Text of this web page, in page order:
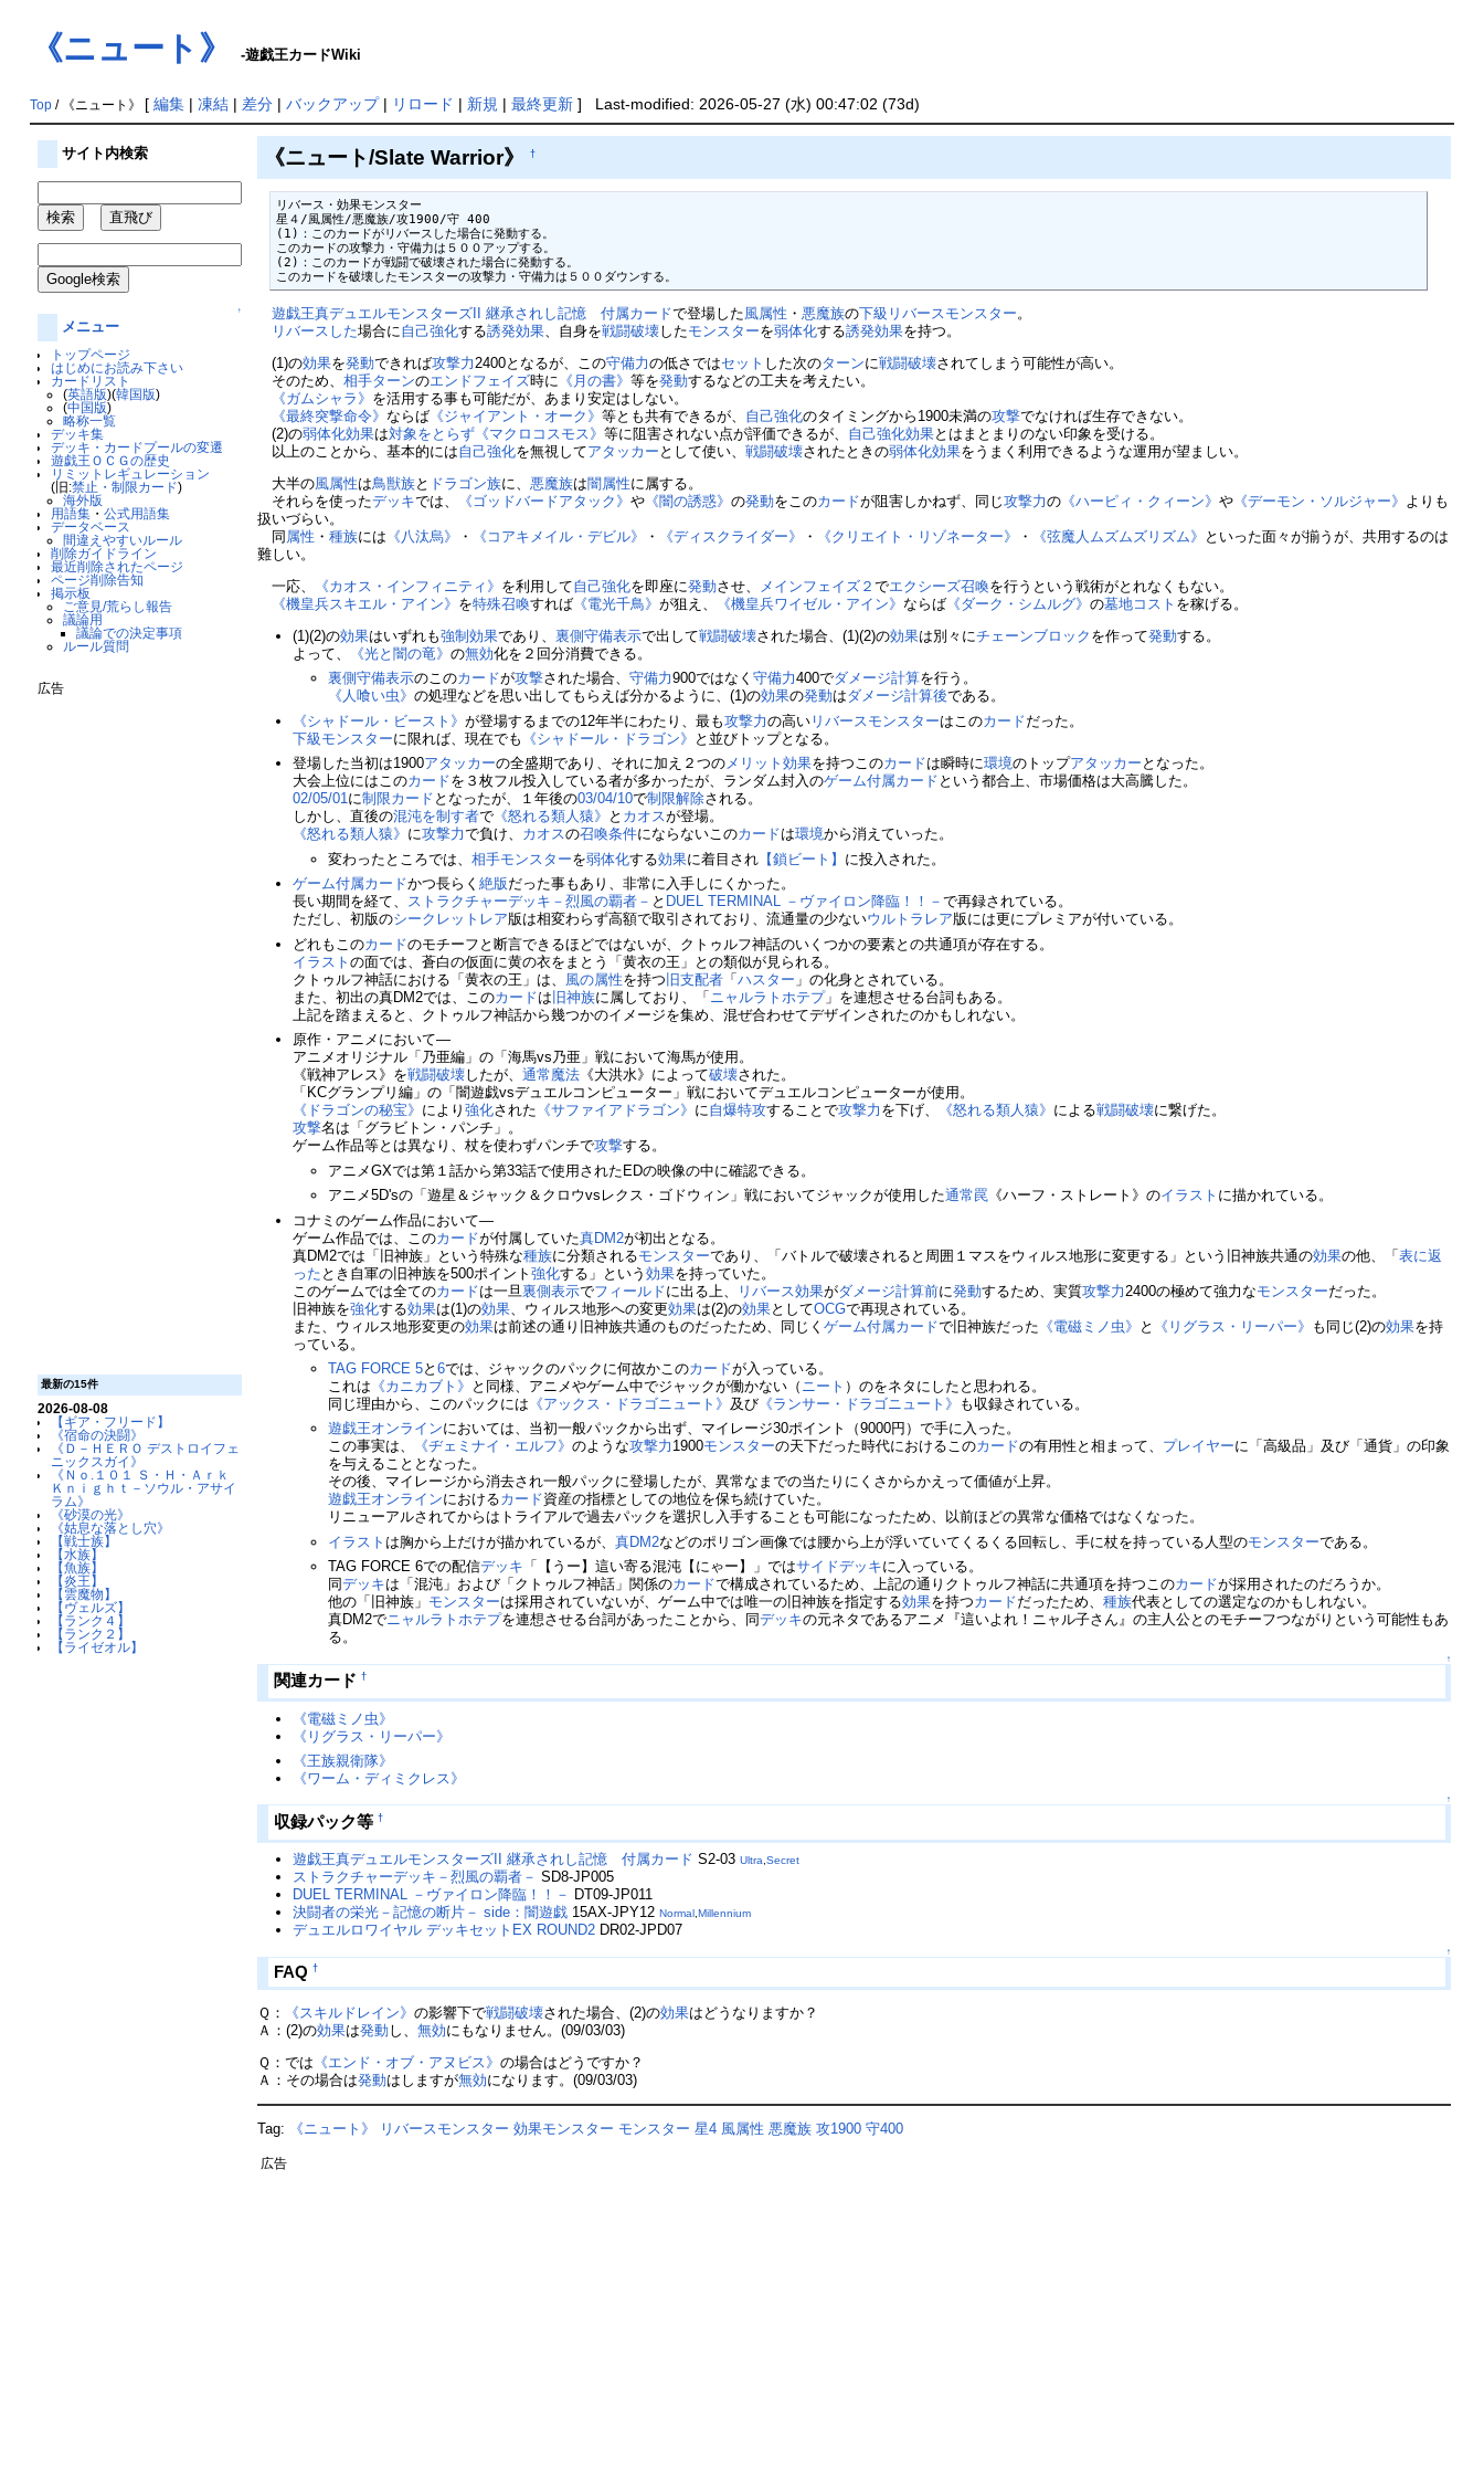
《ニュート》 -遊戯王カードWiki
Top/ 《ニュート》 [ 編集| 凍結| 差分| バックアップ| リロード | 新規 | 最終更新] Last-modified: 2026-05-27 (水) 00:47:02 (73d)
サイト内検索
↑
メニュー
トップページ
はじめにお読み下さい
カードリスト
(英語版)(韓国版)
(中国版)
略称一覧
デッキ集
デッキ・カードプールの変遷
遊戯王ＯＣＧの歴史
リミットレギュレーション
(旧:禁止・制限カード)
海外版
用語集・ 公式用語集
データベース
間違えやすいルール
削除ガイドライン
最近削除されたページ
ページ削除告知
掲示板
ご意見/荒らし報告
議論用
議論での決定事項
ルール質問
広告
最新の15件
2026-08-08
【ギア・フリード】
《宿命の決闘》
《Ｄ－ＨＥＲＯ デストロイフェ
ニックスガイ》
《Ｎｏ.１０１ Ｓ・Ｈ・Ａｒｋ
Ｋｎｉｇｈｔ－ソウル・アサイ
ラム》
《砂漠の光》
《姑息な落とし穴》
【戦士族】
【水族】
【魚族】
【炎王】
【雲魔物】
【ヴェルズ】
【ランク４】
【ランク２】
【ライゼオル】
《ニュート/Slate Warrior》†
リバース・効果モンスター
星４/風属性/悪魔族/攻1900/守 400
(1)：このカードがリバースした場合に発動する。
このカードの攻撃力・守備力は５００アップする。
(2)：このカードが戦闘で破壊された場合に発動する。
このカードを破壊したモンスターの攻撃力・守備力は５００ダウンする。
遊戯王真デュエルモンスターズII 継承されし記憶 付属カードで登場した風属性 ・悪魔族の下級 リバースモンスター。
リバースした場合に自己強化する誘発効果、自身を戦闘破壊したモンスターを弱体化する誘発効果を持つ。
(1)の効果を発動できれば攻撃力 2400となるが、この守備力の低さではセット した次のターンに戦闘破壊されてしまう可能性が高い。
そのため、相手ターンのエンドフェイズ時に 《月の書》等を発動するなどの工夫を考えたい。
《ガムシャラ》 を活用する事も可能だが、あまり安定はしない。
《最終突撃命令》ならば 《ジャイアント・オーク》等とも共有できるが、 自己強化のタイミングから1900未満の攻撃でなければ生存できない。
(2)の弱体化効果は対象をとらず 《マクロコスモス》等に阻害されない点が評価できるが、 自己強化効果とはまとまりのない印象を受ける。
以上のことから、基本的には自己強化を無視してアタッカー として使い、戦闘破壊されたときの弱体化効果をうまく利用できるような運用が望ましい。
大半の風属性は鳥獣族と ドラゴン族に、 悪魔族は闇属性に属する。
それらを使ったデッキでは、 《ゴッドバードアタック》や 《闇の誘惑》の発動をこのカードが阻害しかねず、同じ攻撃力の 《ハーピィ・クィーン》や 《デーモン・ソルジャー》 よりも
扱いづらい。
同 属性 ・種族には 《八汰烏》 ・ 《コアキメイル・デビル》 ・ 《ディスクライダー》 ・ 《クリエイト・リゾネーター》 ・ 《弦魔人ムズムズリズム》 といった面々が揃うが、共用するのは
難しい。
一応、
《カオス・インフィニティ》 を利用して自己強化を即座に発動させ、 メインフェイズ２でエクシーズ召喚を行うという戦術がとれなくもない。
《機皇兵スキエル・アイン》 を特殊召喚すれば 《電光千鳥》が狙え、 《機皇兵ワイゼル・アイン》ならば 《ダーク・シムルグ》の墓地コスト を稼げる。
(1)(2)の効果はいずれも強制効果であり、裏側守備表示で出して戦闘破壊された場合、(1)(2)の効果は別々にチェーンブロック を作って発動する。
よって、
《光と闇の竜》の無効化を２回分消費できる。
裏側守備表示のこのカードが攻撃された場合、守備力900ではなく守備力400でダメージ計算を行う。
《人喰い虫》の処理などを思い出してもらえば分かるように、(1)の効果の発動はダメージ計算後である。
《シャドール・ビースト》が登場するまでの12年半にわたり、最も攻撃力の高い リバースモンスターはこのカードだった。
下級モンスターに限れば、現在でも 《シャドール・ドラゴン》 と並びトップとなる。
登場した当初は1900アタッカーの全盛期であり、それに加え２つのメリット効果を持つこのカードは瞬時に環境のトップアタッカー となった。
大会上位にはこのカードを３枚フル投入している者が多かったが、ランダム封入のゲーム付属カード という都合上、市場価格は大高騰した。
02/05/01に制限カード となったが、１年後の03/04/10で制限解除される。
しかし、直後の混沌を制す者で 《怒れる類人猿》 と カオスが登場。
《怒れる類人猿》 に攻撃力で負け、 カオスの召喚条件にならないこのカードは環境から消えていった。
変わったところでは、相手モンスターを弱体化する効果に着目され 【鎖ビート】 に投入された。
ゲーム付属カードかつ長らく絶版だった事もあり、非常に入手しにくかった。
長い期間を経て、 ストラクチャーデッキ－烈風の覇者－ と DUEL TERMINAL －ヴァイロン降臨！！－で再録されている。
ただし、初版のシークレットレア版は相変わらず高額で取引されており、流通量の少ないウルトラレア版には更にプレミアが付いている。
どれもこのカードのモチーフと断言できるほどではないが、クトゥルフ神話のいくつかの要素との共通項が存在する。
イラストの面では、蒼白の仮面に黄の衣をまとう「黄衣の王」との類似が見られる。
クトゥルフ神話における「黄衣の王」は、 風の属性を持つ旧支配者 「ハスター 」の化身とされている。
また、初出の真DM2では、このカードは旧神族に属しており、「 ニャルラトホテプ」を連想させる台詞もある。
上記を踏まえると、クトゥルフ神話から幾つかのイメージを集め、混ぜ合わせてデザインされたのかもしれない。
原作・アニメにおいて―
アニメオリジナル「乃亜編」の「海馬vs乃亜」戦において海馬が使用。
《戦神アレス》を戦闘破壊したが、通常魔法 《大洪水》によって破壊された。
「KCグランプリ編」の「闇遊戯vsデュエルコンピューター」戦においてデュエルコンピューターが使用。
《ドラゴンの秘宝》 により強化された 《サファイアドラゴン》 に自爆特攻することで攻撃力 を下げ、 《怒れる類人猿》 による戦闘破壊に繋げた。
攻撃名は「グラビトン・パンチ」。
ゲーム作品等とは異なり、杖を使わずパンチで攻撃する。
アニメGXでは第１話から第33話で使用されたEDの映像の中に確認できる。
アニメ5D'sの「遊星＆ジャック＆クロウvsレクス・ゴドウィン」戦においてジャックが使用した通常罠 《ハーフ・ストレート》のイラスト に描かれている。
コナミのゲーム作品において―
ゲーム作品では、このカードが付属していた真DM2が初出となる。
真DM2では「旧神族」という特殊な種族に分類されるモンスターであり、「バトルで破壊されると周囲１マスをウィルス地形に変更する」という旧神族共通の効果の他、「表に返
った とき自軍の旧神族を500ポイント強化する」という効果を持っていた。
このゲームでは全てのカードは一旦裏側表示でフィールドに出る上、 リバース効果がダメージ計算前に発動するため、実質攻撃力 2400の極めて強力なモンスターだった。
旧神族を強化する効果は(1)の効果 、ウィルス地形への変更効果は(2)の効果としてOCGで再現されている。
また、ウィルス地形変更の効果は前述の通り旧神族共通のものだったため、同じくゲーム付属カードで旧神族だった 《電磁ミノ虫》 と 《リグラス・リーパー》 も同じ(2)の効果を持
っている。
TAG FORCE 5と6では、ジャックのパックに何故かこのカードが入っている。
これは 《カニカブト》 と同様、アニメやゲーム中でジャックが働かない（ ニート ）のをネタにしたと思われる。
同じ理由から、このパックには 《アックス・ドラゴニュート》 及び 《ランサー・ドラゴニュート》 も収録されている。
遊戯王オンラインにおいては、当初一般パックから出ず、マイレージ30ポイント（9000円）で手に入った。
この事実は、
《ヂェミナイ・エルフ》のような攻撃力 1900モンスターの天下だった時代におけるこのカードの有用性と相まって、 プレイヤーに「高級品」及び「通貨」の印象
を与えることとなった。
その後、マイレージから消去され一般パックに登場したが、異常なまでの当たりにくさからかえって価値が上昇。
遊戯王オンラインにおけるカード資産の指標としての地位を保ち続けていた。
リニューアルされてからはトライアルで過去パックを選択し入手することも可能になったため、以前ほどの異常な価格ではなくなった。
イラスト は胸から上だけが描かれているが、真DM2などのポリゴン画像では腰から上が浮いていてくるくる回転し、手に杖を持っている人型のモンスターである。
TAG FORCE 6での配信デッキ 「【うー】這い寄る混沌【にゃー】」ではサイドデッキに入っている。
同デッキは「混沌」および「クトゥルフ神話」関係のカードで構成されているため、上記の通りクトゥルフ神話に共通項を持つこのカードが採用されたのだろうか。
他の「旧神族」 モンスターは採用されていないが、ゲーム中では唯一の旧神族を指定する効果を持つカードだったため、種族代表としての選定なのかもしれない。
真DM2でニャルラトホテプを連想させる台詞があったことから、同デッキの元ネタであるアニメ『這いよれ！ニャル子さん』の主人公とのモチーフつながりという可能性もあ
る。
↑
関連カード †
《電磁ミノ虫》
《リグラス・リーパー》
《王族親衛隊》
《ワーム・ディミクレス》
↑
収録パック等 †
遊戯王真デュエルモンスターズII 継承されし記憶 付属カード S2-03Ultra ,Secret
ストラクチャーデッキ－烈風の覇者－ SD8-JP005
DUEL TERMINAL －ヴァイロン降臨！！－ DT09-JP011
決闘者の栄光－記憶の断片－ side：闇遊戯 15AX-JPY12Normal ,Millennium
デュエルロワイヤル デッキセットEX ROUND2 DR02-JPD07
↑
FAQ †
Ｑ： 《スキルドレイン》の影響下で戦闘破壊された場合、(2)の効果はどうなりますか？
Ａ：(2)の効果は発動し、無効にもなりません。(09/03/03)
Ｑ：では 《エンド・オブ・アヌビス》の場合はどうですか？
Ａ：その場合は発動はしますが無効になります。(09/03/03)
Tag: 《ニュート》 リバースモンスター 効果モンスター モンスター 星4 風属性 悪魔族 攻1900 守400
広告